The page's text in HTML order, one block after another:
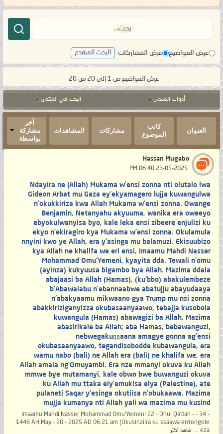
عرض المواضيع عرض المشاركات البحث المتقدم
عرض المواضيع من 1 إلى 20 من 20
أدوات المنتدى البحث في المنتدى
العنوان
كاتب
الموضوع
مشاركات المشاهدات
آخر
مشاركة
بواسطة
Hassan Mugabo
Ndayira ne (Allah) Mukama w’ensi zonna nti olutalo lwa
Gideon Arbat mu Gaza ey’ekyamagero lujja kuwangulwa
n'okukkiriza kwa Allah Mukama w’ensi zonna. Owange
Benjamin, Netanyahu akyuuma, wanika era oweeyo
ebyokulwanyisa byo, kale leka ensi zibeere enjulizi ku
ekyo n’ekiragiro kya Mukama w’ensi zonna. Okulamula
nnyini kwo ye Allah, era y’asinga mu balamuzi. Ekisuubizo
kya Allah ne khalifa we eri ensi, Imaamu Mahdi Nasser
Mohammad Omu'Yemeni, kyayita dda. Tewali n'omu
(ayinza) kukyuusa bigambo bya Allah. Mazima ddala
abajaasi ba Allah (Hamas), (ku'bbo) abakulembeze
b’Abawalabu n’ebannaabwe abatujju abayudaaya
n'abakyaamu mikwaano gya Trump mu nsi zonna
abakkiriziganyizza okubasaanyaawo, tebajja kusobola
kuwangula (Hamas) abawagizi ba Allah. Mazima
abasirikale ba Allah; aba Hamas, bebawanguzi,
nebwegakuŋŋaana amagye gonna ag’ensi
okubasaanyaawo, tegandisobodde kubawangula, era
wamu nabo (bali) ne Allah era (bali) ne khalifa we, era
Allah amala ng’Omuyambi. Era nze mmanyi okuva ku Allah
mmwe bye mutamanyi, kale obwo bwe buwanguzi okuva
ku Allah mu ttaka ely’emukisa elya (Palestine), ate
pulaneti Saqar y'esinga okutiisa n’obukaawa. Mazima
mujja kumanya nti Allah yali wa mazima mu kusind
- 34 - Imaamu Mahdi Nasser Mohammad Omu'Yemeni 22 - Dhul Qa'dah -
1446 AH May - 20 - 2025 AD 06:21 am (Okusinziira ku ssaawa entongole
eza ...
شاهد أكثر